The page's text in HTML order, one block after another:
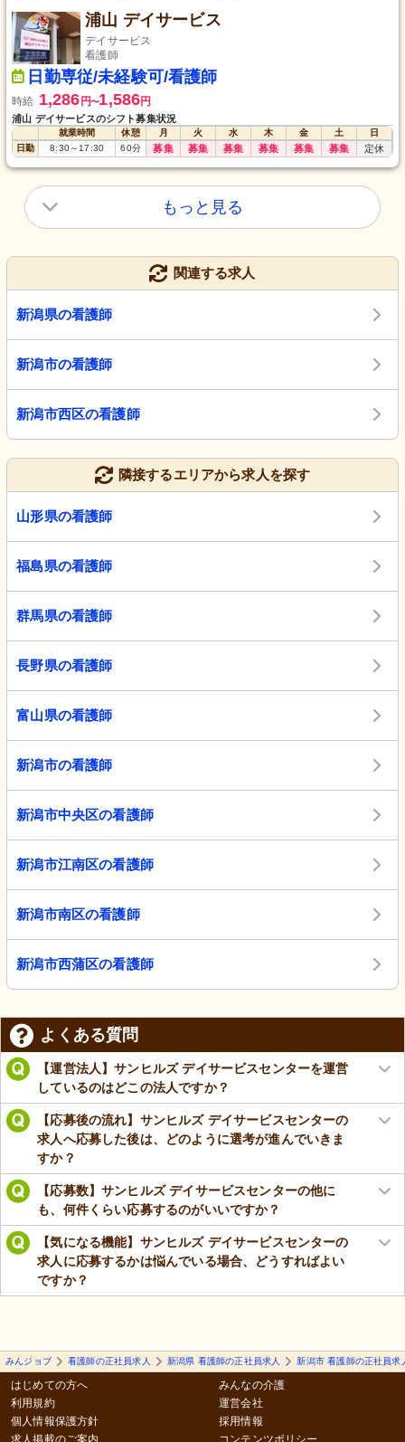
浦山 デイサービス
デイサービス
看護師
日勤専従/未経験可/看護師
時給 1,286 円〜1,586円
浦山 デイサービスのシフト募集状況
就業時間 休憩 月 火 水 木 金 土
日
日勤
8:30～17:30 60分 募集 募集 募集 募集 募集 募集 定休
もっと見る
関連する求人
新潟県の看護師
新潟市の看護師
新潟市西区の看護師
隣接するエリアから求人を探す
山形県の看護師
福島県の看護師
群馬県の看護師
長野県の看護師
富山県の看護師
新潟市の看護師
新潟市中央区の看護師
新潟市江南区の看護師
新潟市南区の看護師
新潟市西蒲区の看護師
よくある質問
【運営法人】サンヒルズ デイサービスセンターを運営
しているのはどこの法人ですか？
【応募後の流れ】サンヒルズ デイサービスセンターの
求人へ応募した後は、どのように選考が進んでいきま
すか？
【応募数】サンヒルズ デイサービスセンターの他に
も、何件くらい応募するのがいいですか？
【気になる機能】サンヒルズ デイサービスセンターの
求人に応募するかは悩んでいる場合、どうすればよい
ですか？
みんジョブ 看護師の正社員求人 新潟県 看護師の正社員求人 新潟市 看護師の正社員求
はじめての方へ
利用規約
個人情報保護方針
求人掲載のご案内
みんなの介護
運営会社
採用情報
コンテンツポリシー